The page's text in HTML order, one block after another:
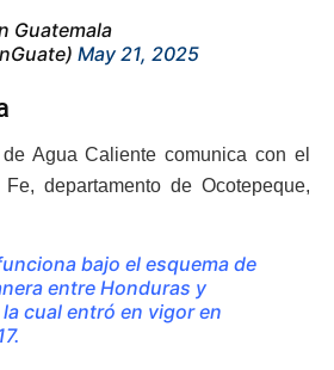
Guatemala
May 21, 2025
Agua Caliente comunica con el
departamento de Ocotepeque,
bajo el esquema de
entre Honduras y
cual entró en vigor en